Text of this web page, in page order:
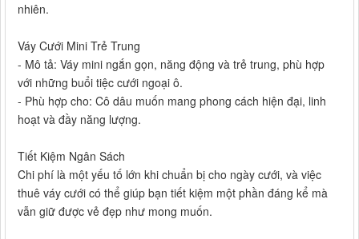
nhiên.
Váy Cưới Mini Trẻ Trung
- Mô tả: Váy mini ngắn gọn, năng động và trẻ trung, phù hợp
với những buổi tiệc cưới ngoại ô.
- Phù hợp cho: Cô dâu muốn mang phong cách hiện đại, linh
hoạt và đầy năng lượng.
Tiết Kiệm Ngân Sách
Chi phí là một yếu tố lớn khi chuẩn bị cho ngày cưới, và việc
thuê váy cưới có thể giúp bạn tiết kiệm một phần đáng kể mà
vẫn giữ được vẻ đẹp như mong muốn.